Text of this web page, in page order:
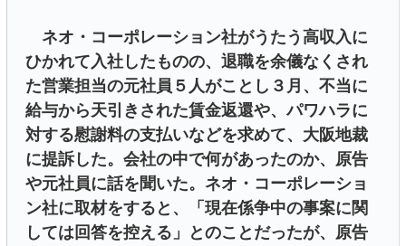
ネオ・コーポレーション社がうたう高収入に
ひかれて入社したものの、退職を余儀なくされ
た営業担当の元社員５人がことし３月、不当に
給与から天引きされた賃金返還や、パワハラに
対する慰謝料の支払いなどを求めて、大阪地裁
に提訴した。会社の中で何があったのか、原告
や元社員に話を聞いた。ネオ・コーポレーショ
ン社に取材をすると、「現在係争中の事案に関
しては回答を控える」とのことだったが、原告